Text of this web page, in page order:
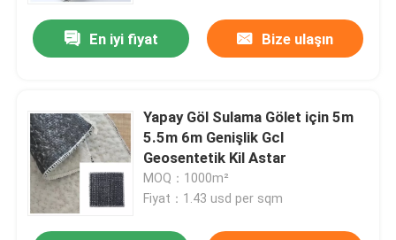
En iyi fiyat Bize ulaşın
Yapay Göl Sulama Gölet için 5m
5.5m 6m Genişlik Gcl
Geosentetik Kil Astar
MOQ：1000m²
Fiyat：1.43 usd per sqm